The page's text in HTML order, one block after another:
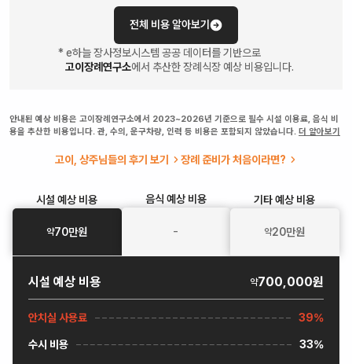
전체 비용 알아보기
* e하늘 장사정보시스템 공공 데이터를 기반으로
고이장례연구소에서 추산한 장례식장 예상 비용입니다.
안내된 예상 비용은 고이장례연구소에서 2023~2026년 기준으로 필수 시설 이용료, 음식 비
용을 추산한 비용입니다. 관, 수의, 운구차량, 인력 등 비용은 포함되지 않았습니다. 더 알아보기
고이, 상주님들의 후기 보기 장례 준비가 처음이라면?
시설 예상 비용
약70만원
음식 예상 비용
-
기타예상 비용
약20만원
시설 예상 비용 약700,000원
안치실 사용료 39%
수시 비용 33%